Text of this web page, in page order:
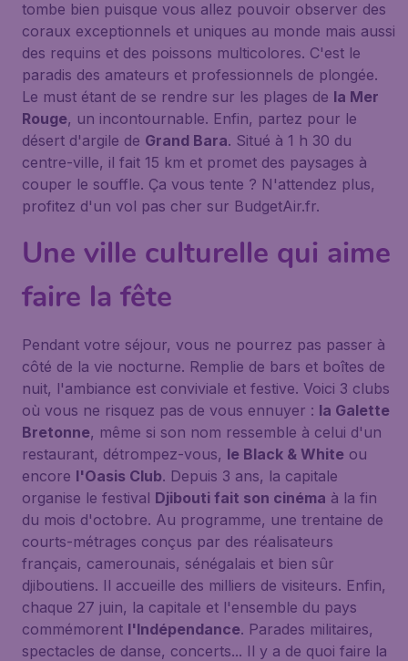
tombe bien puisque vous allez pouvoir observer des
coraux exceptionnels et uniques au monde mais aussi
des requins et des poissons multicolores. C'est le
paradis des amateurs et professionnels de plongée.
Le must étant de se rendre sur les plages de la Mer
Rouge, un incontournable. Enfin, partez pour le
désert d'argile de Grand Bara. Situé à 1 h 30 du
centre-ville, il fait 15 km et promet des paysages à
couper le souffle. Ça vous tente ? N'attendez plus,
profitez d'un vol pas cher sur BudgetAir.fr.
Une ville culturelle qui aime
faire la fête
Pendant votre séjour, vous ne pourrez pas passer à
côté de la vie nocturne. Remplie de bars et boîtes de
nuit, l'ambiance est conviviale et festive. Voici 3 clubs
où vous ne risquez pas de vous ennuyer : la Galette
Bretonne, même si son nom ressemble à celui d'un
restaurant, détrompez-vous, le Black & White ou
encore l'Oasis Club. Depuis 3 ans, la capitale
organise le festival Djibouti fait son cinéma à la fin
du mois d'octobre. Au programme, une trentaine de
courts-métrages conçus par des réalisateurs
français, camerounais, sénégalais et bien sûr
djiboutiens. Il accueille des milliers de visiteurs. Enfin,
chaque 27 juin, la capitale et l'ensemble du pays
commémorent l'Indépendance. Parades militaires,
spectacles de danse, concerts... Il y a de quoi faire la